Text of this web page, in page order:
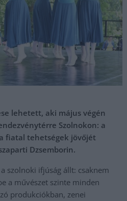
lehetett, aki május végén
Szolnokon: a
fiatal tehetségek jövőjét
Dzsemborin.
szolnoki ifjúság állt: csaknem
a művészet szinte minden
produkciókban, zenei